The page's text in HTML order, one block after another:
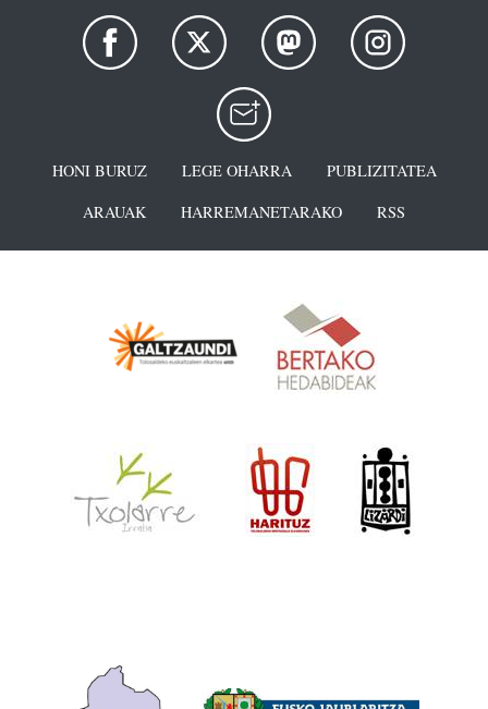
HONI BURUZ LEGE OHARRA
PUBLIZITATEA
ARAUAK
HARREMANETARAKO RSS